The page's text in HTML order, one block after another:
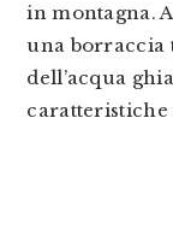
in montagna.
una borraccia
dell’acqua